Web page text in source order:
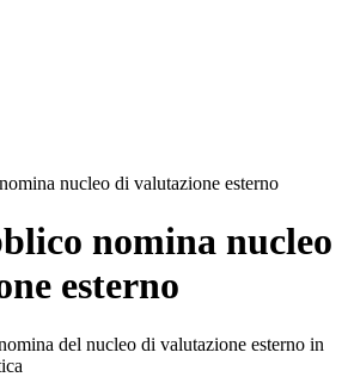
nucleo di valutazione esterno
nomina nucleo
esterno
del nucleo di valutazione esterno in